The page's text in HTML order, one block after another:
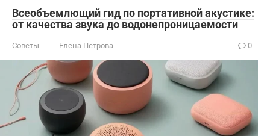
Всеобъемлющий гид по портативной акустике:
от качества звука до водонепроницаемости
Советы Елена Петрова 0